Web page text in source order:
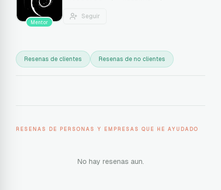
Mentor
Seguir
Resenas de clientes Resenas de no clientes
RESENAS DE PERSONAS Y EMPRESAS QUE HE AYUDADO
No hay resenas aun.